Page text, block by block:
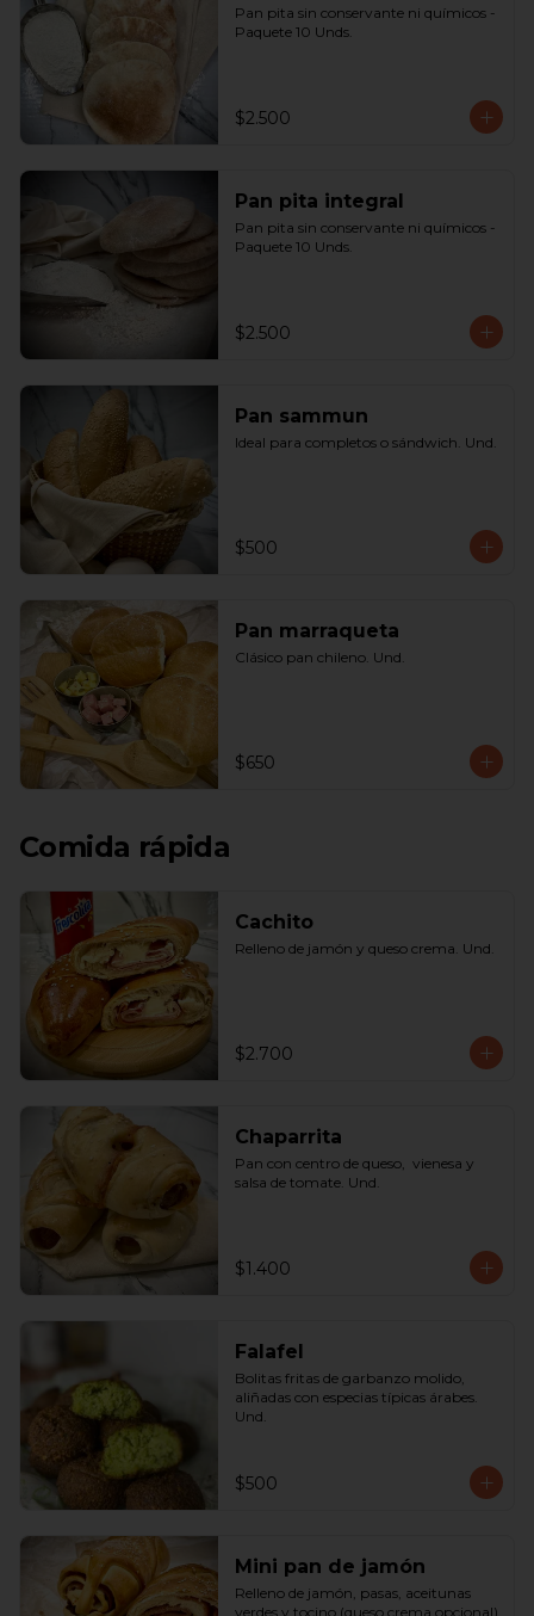
Pan pita sin conservante ni químicos -
Paquete 10 Unds.
$2.500
Pan pita integral
Pan pita sin conservante ni químicos -
Paquete 10 Unds.
$2.500
Pan sammun
Ideal para completos o sándwich. Und.
$500
Pan marraqueta
Clásico pan chileno. Und.
$650
Comida rápida
Cachito
Relleno de jamón y queso crema. Und.
$2.700
Chaparrita
Pan con centro de queso,  vienesa y
salsa de tomate. Und.
$1.400
Falafel
Bolitas fritas de garbanzo molido,
aliñadas con especias típicas árabes.
Und.
$500
Mini pan de jamón
Relleno de jamón, pasas, aceitunas
verdes y tocino (queso crema opcional)